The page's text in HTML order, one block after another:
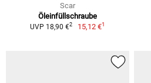
Scar
Öleinfüllschraube
UVP 18,90 €2 15,12 €1